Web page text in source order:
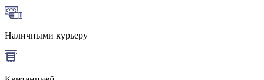
Наличными курьеру